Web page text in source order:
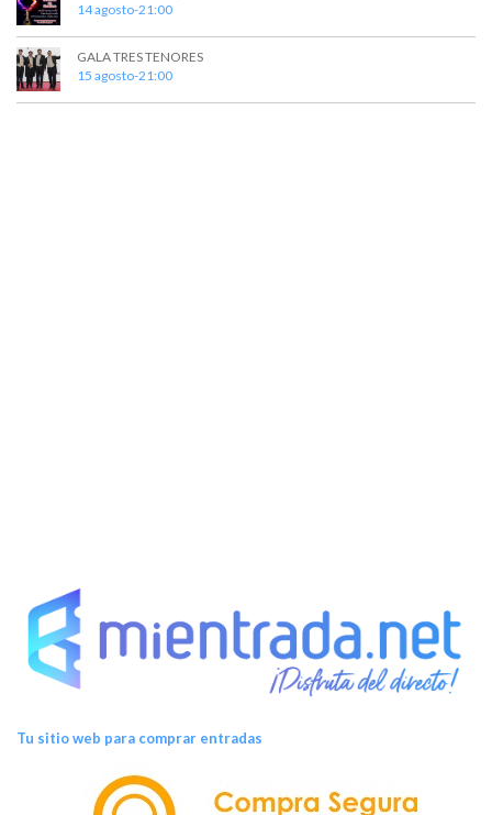
14 agosto-21:00
GALA TRES TENORES
15 agosto-21:00
Tu sitio web para comprar entradas